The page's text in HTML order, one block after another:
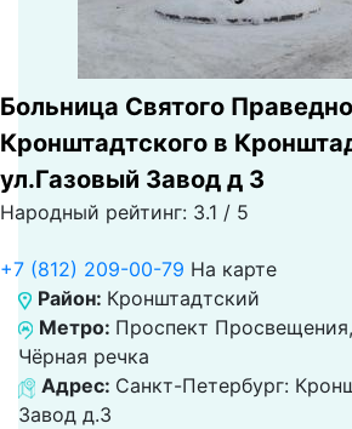
Больница Святого
Кронштадтского в
ул.Газовый Завод д 3
Народный рейтинг: 3.1 / 5
+7 (812) 209-00-79 На карте
Район: Кронштадтский
Метро: Проспект
Чёрная речка
Адрес: Санкт-Петербург:
Завод д.3